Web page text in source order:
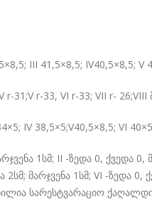
III 41,5×8,5; IV40,5×8,5; V
r-33, VI r-33; VII r- 26;VIII
VI 40×5; VII
1სმ; II -ზედა 0, ქვედა 0,
მარჯვენა 1სმ; VI -ზედა
სარესტვარაციო